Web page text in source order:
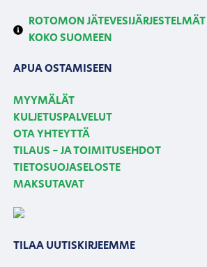
ROTOMON
KOKO SUOMEEN
APUA OSTAMISEEN
MYYMÄLÄT
KULJETUSPALVELUT
OTA YHTEYTTÄ
TILAUS - JA TOIMITUSEHDOT
TIETOSUOJASELOSTE
MAKSUTAVAT
TILAA UUTISKIRJEEMME